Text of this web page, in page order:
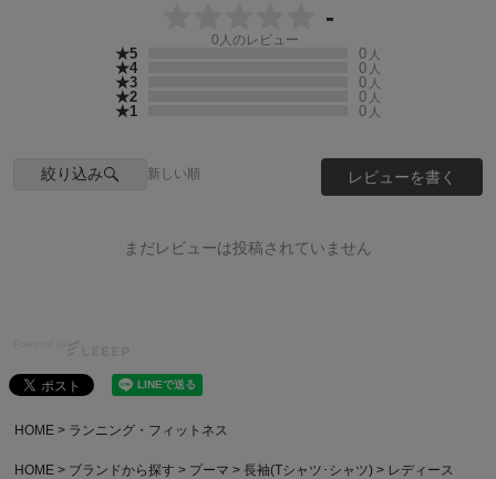
-
0 人のレビュー
★5 0 人
★4 0 人
★3 0 人
★2 0 人
★1 0 人
絞り込み 新しい順 レビューを書く
まだレビューは投稿されていません
HOME ランニング・フィットネス
HOME ブランドから探す プーマ 長袖(Tシャツ･シャツ)
レディース